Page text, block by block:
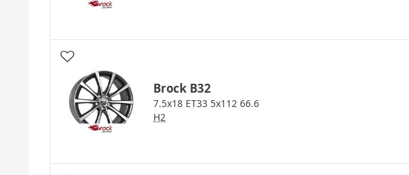
Brock B32
7.5x18 ET33 5x112 66.6
H2